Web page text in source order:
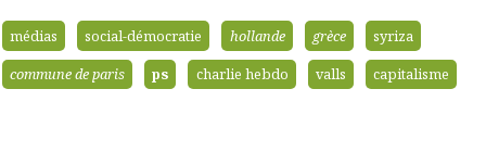
médias social-démocratie hollande grèce
syriza
commune de paris
ps charlie hebdo valls capitalisme